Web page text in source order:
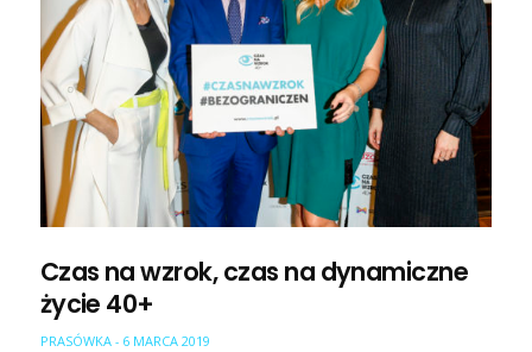
Czas na wzrok, czas na dynamiczne
życie 40+
PRASÓWKA - 6 MARCA 2019